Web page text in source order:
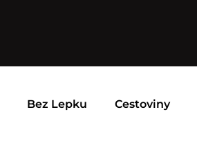
Bez Lepku Cestoviny